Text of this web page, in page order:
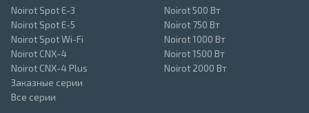
Noirot Spot E-3
Noirot Spot E-5
Noirot Spot Wi-Fi
Noirot CNX-4
Noirot CNX-4 Plus
Заказные серии
Все серии
Noirot 500 Вт
Noirot 750 Вт
Noirot 1000 Вт
Noirot 1500 Вт
Noirot 2000 Вт